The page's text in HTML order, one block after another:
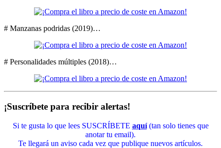
# Manzanas podridas (2019)…
# Personalidades múltiples (2018)…
¡Suscríbete para recibir alertas!
Si te gusta lo que lees SUSCRÍBETE aquí(tan solo tienes que
anotar tu email).
Te llegará un aviso cada vez que publique nuevos artículos.